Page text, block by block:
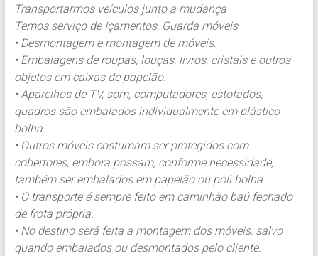
Transportarmos veículos junto a mudança
Temos serviço de Içamentos, Guarda móveis
• Desmontagem e montagem de móveis.
• Embalagens de roupas, louças, livros, cristais e outros
objetos em caixas de papelão.
• Aparelhos de TV, som, computadores, estofados,
quadros são embalados individualmente em plástico
bolha.
• Outros móveis costumam ser protegidos com
cobertores, embora possam, conforme necessidade,
também ser embalados em papelão ou poli bolha.
• O transporte é sempre feito em caminhão baú fechado
de frota própria.
• No destino será feita a montagem dos móveis, salvo
quando embalados ou desmontados pelo cliente.